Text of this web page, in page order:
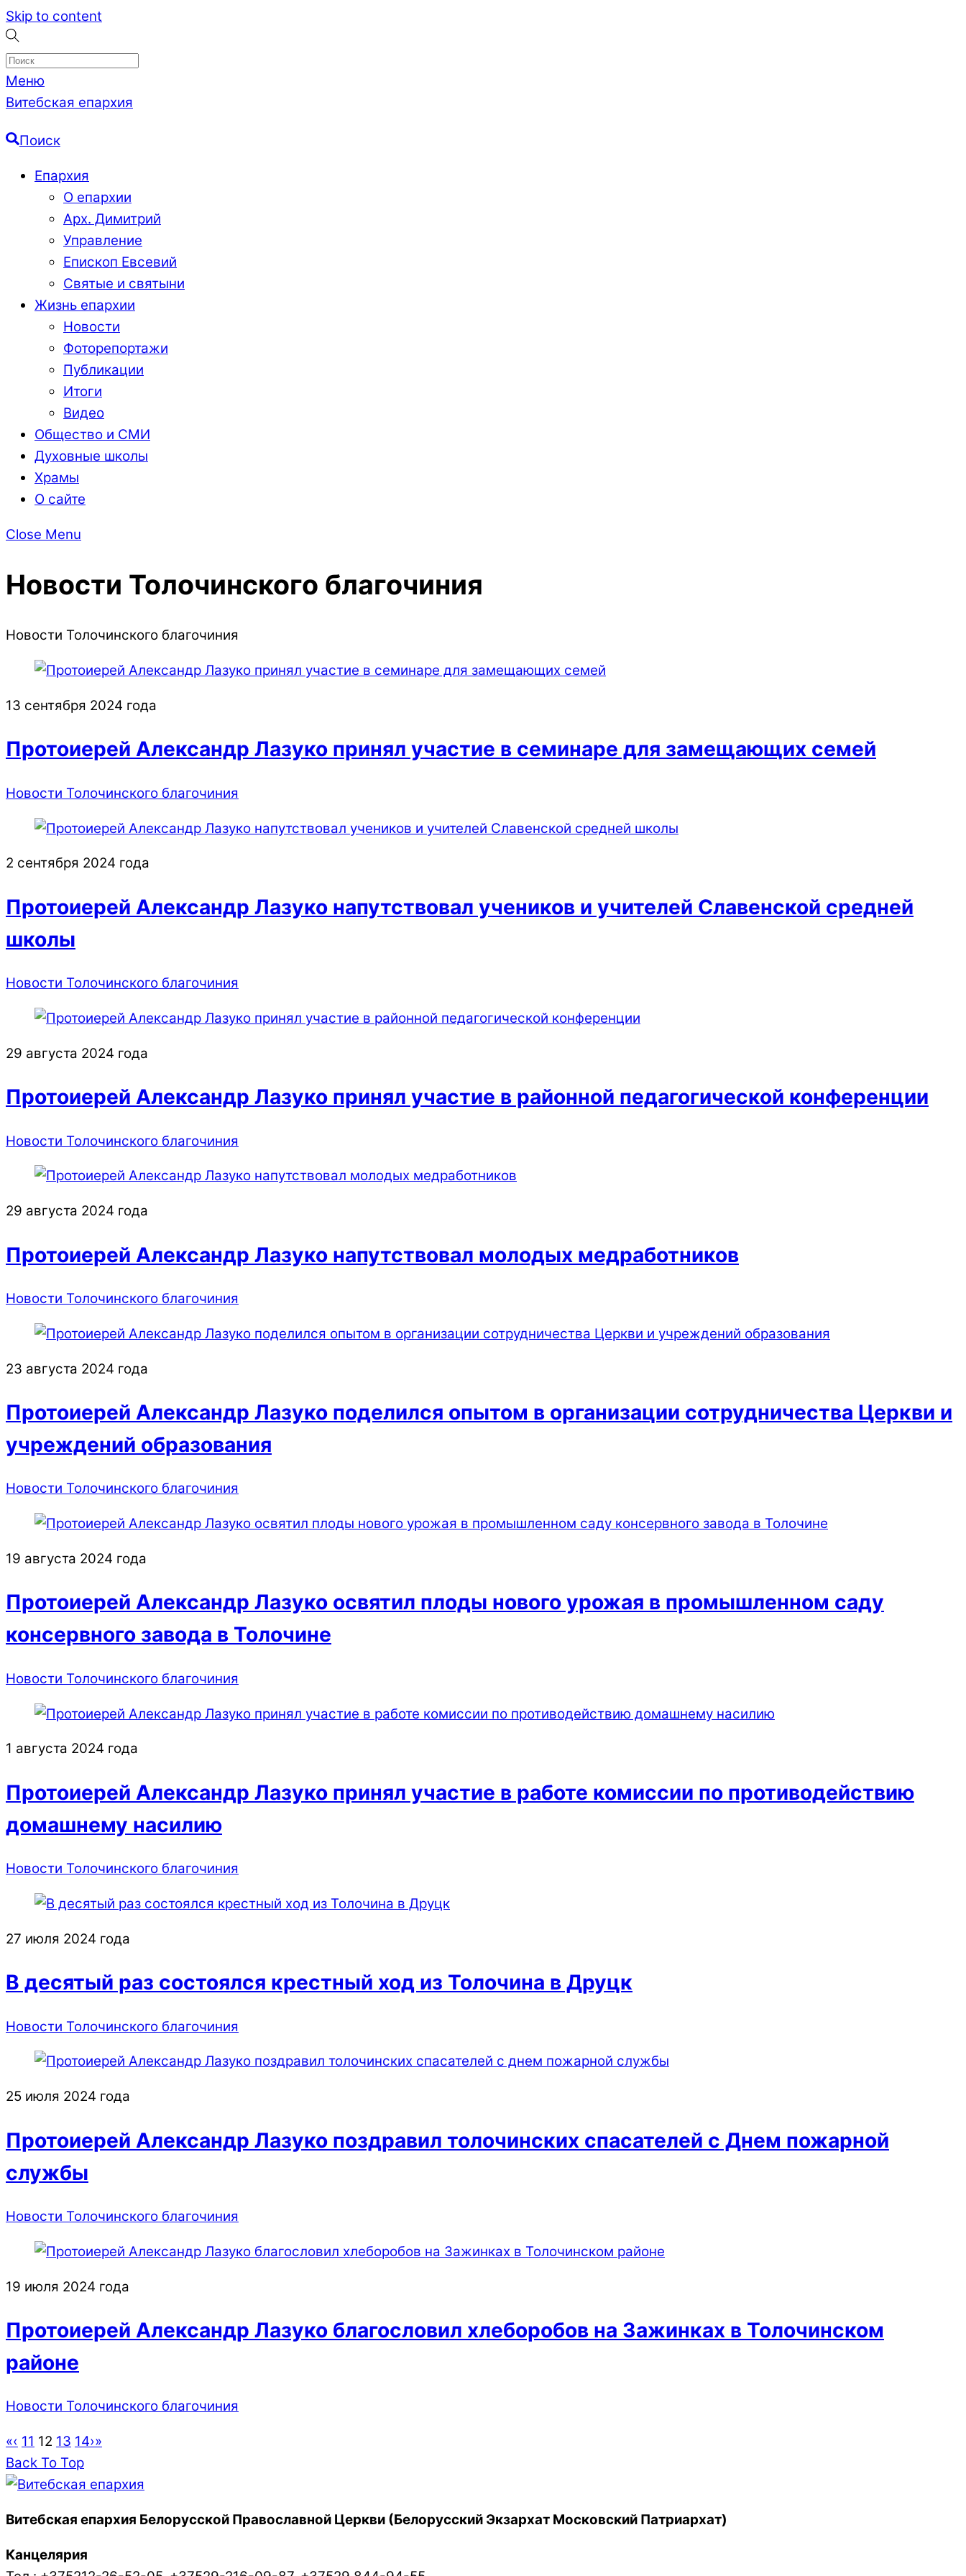
Skip to content
Меню
Витебская епархия
Поиск
Епархия
О епархии
Арх. Димитрий
Управление
Епископ Евсевий
Святые и святыни
Жизнь епархии
Новости
Фоторепортажи
Публикации
Итоги
Видео
Общество и СМИ
Духовные школы
Храмы
О сайте
Close Menu
Новости Толочинского благочиния
Новости Толочинского благочиния
13 сентября 2024 года
Протоиерей Александр Лазуко принял участие в семинаре для замещающих семей
Новости Толочинского благочиния
2 сентября 2024 года
Протоиерей Александр Лазуко напутствовал учеников и учителей Славенской средней
школы
Новости Толочинского благочиния
29 августа 2024 года
Протоиерей Александр Лазуко принял участие в районной педагогической конференции
Новости Толочинского благочиния
29 августа 2024 года
Протоиерей Александр Лазуко напутствовал молодых медработников
Новости Толочинского благочиния
23 августа 2024 года
Протоиерей Александр Лазуко поделился опытом в организации сотрудничества Церкви и
учреждений образования
Новости Толочинского благочиния
19 августа 2024 года
Протоиерей Александр Лазуко освятил плоды нового урожая в промышленном саду
консервного завода в Толочине
Новости Толочинского благочиния
1 августа 2024 года
Протоиерей Александр Лазуко принял участие в работе комиссии по противодействию
домашнему насилию
Новости Толочинского благочиния
27 июля 2024 года
В десятый раз состоялся крестный ход из Толочина в Друцк
Новости Толочинского благочиния
25 июля 2024 года
Протоиерей Александр Лазуко поздравил толочинских спасателей с Днем пожарной
службы
Новости Толочинского благочиния
19 июля 2024 года
Протоиерей Александр Лазуко благословил хлеборобов на Зажинках в Толочинском
районе
Новости Толочинского благочиния
«‹ 11 12 13 14›»
Back To Top
Витебская епархия Белорусской Православной Церкви (Белорусский Экзархат Московский Патриархат)
Канцелярия